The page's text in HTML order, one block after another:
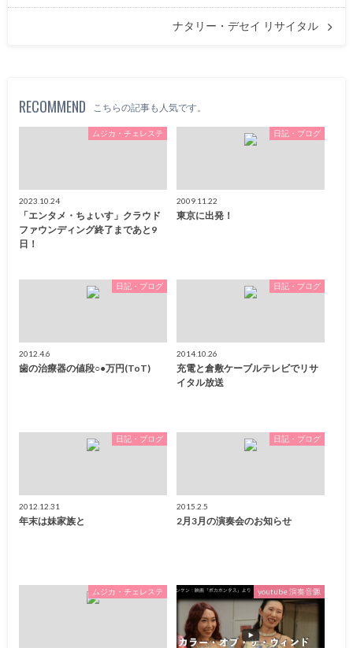
ナタリー・デセイ リサイタル
RECOMMEND こちらの記事も人気です。
ムジカ・チェレステ
2023.10.24
「エンタメ・ちょいす」クラウド
ファウンディング終了まであと9
日！
日記・ブログ
2009.11.22
東京に出発！
日記・ブログ
2012.4.6
歯の治療器の値段○●万円(ToT)
日記・ブログ
2014.10.26
充電と倉敷ケーブルテレビでリサ
イタル放送
日記・ブログ
2012.12.31
年末は妹家族と
日記・ブログ
2015.2.5
2月3月の演奏会のお知らせ
ムジカ・チェレステ youtube 演奏音源